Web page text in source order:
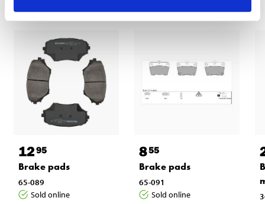
1295
Brake pads
65-089
Sold online
855
Brake pads
65-091
Sold online